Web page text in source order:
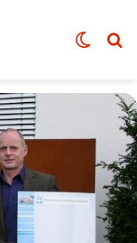
Skin